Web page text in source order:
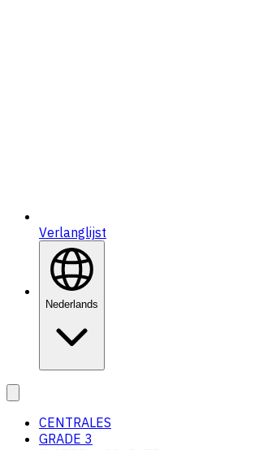
Verlanglijst
Nederlands
CENTRALES
GRADE 3